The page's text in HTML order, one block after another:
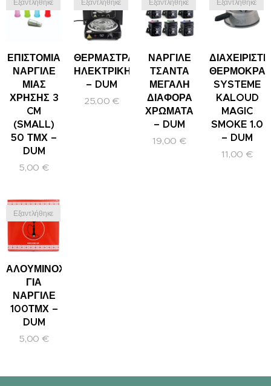
ΕΠΙΣΤΟΜΙΑ
ΝΑΡΓΙΛΕ
ΜΙΑΣ
ΧΡΗΣΗΣ 3
CM
(SMALL)
50 ΤΜΧ –
DUM
Εξαντλήθηκε
5,00 €
ΘΕΡΜΑΣΤΡΑ
ΗΛΕΚΤΡΙΚΗ1000W
– DUM
Εξαντλήθηκε
25,00 €
ΝΑΡΓΙΛΕ
ΤΣΑΝΤΑ
ΜΕΓΑΛΗ
ΔΙΑΦΟΡΑ
ΧΡΩΜΑΤΑ
– DUM
Εξαντλήθηκε
19,00 €
SYSTEME
KALOUD
MAGIC
SMOKE 1.0
– DUM
Εξαντλήθηκε
11,00 €
ΑΛΟΥΜΙΝΟΧΑΡΤΟ
ΓΙΑ
ΝΑΡΓΙΛΕ
100ΤΜΧ –
DUM
Εξαντλήθηκε
5,00 €